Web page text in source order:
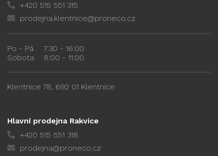
+420 515 551 315
prodejna.klentnice@proneco.cz
Po - Pá
7:30 - 16:00
Sobota
8:00 - 11:00
Klentnice 78, 692 01 Klentnice
Hlavní prodejna Rakvice
+420 515 551 318
prodejna@proneco.cz